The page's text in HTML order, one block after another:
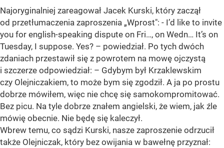
Najoryginalniej zareagował Jacek Kurski, który zaczął
od przetłumaczenia zaproszenia „Wprost": - I’d like to invite
you for english-speaking dispute on Fri…, on Wedn… It’s on
Tuesday, I suppose. Yes? – powiedział. Po tych dwóch
zdaniach przestawił się z powrotem na mowę ojczystą
i szczerze odpowiedział: – Gdybym był Krzaklewskim
czy Olejniczakiem, to może bym się zgodził. A ja po prostu
dobrze mówiłem, więc nie chcę się samokompromitować.
Bez picu. Na tyle dobrze znałem angielski, że wiem, jak źle
mówię obecnie. Nie będę się kaleczył.
Wbrew temu, co sądzi Kurski, nasze zaproszenie odrzucił
także Olejniczak, który bez owijania w bawełnę przyznał: